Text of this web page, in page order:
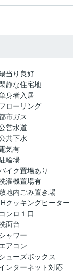
当り良好
閑静な住宅地
身者入居
ローリング
市ガス
営水道
共下水
気有
輪場
イク置場あり
濯機置場有
地内ごみ置き場
クッキングヒーター
コンロ１口
面台
ャワー
アコン
ューズボックス
ンターネット対応